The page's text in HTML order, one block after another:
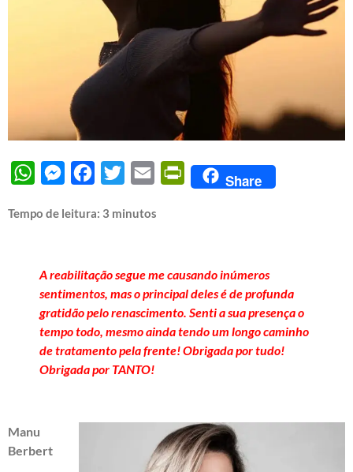
WhatsAppMessengerFacebook
Twitter Email PrintFriendly
Share
Tempo de leitura: 3 minutos
A reabilitação segue me causando inúmeros
sentimentos, mas o principal deles é de profunda
gratidão pelo renascimento. Senti a sua presença o
tempo todo, mesmo ainda tendo um longo caminho
de tratamento pela frente! Obrigada por tudo!
Obrigada por TANTO!
Manu
Berbert